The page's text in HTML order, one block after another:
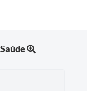
Saúde